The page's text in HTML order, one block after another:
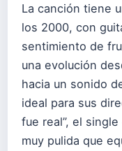
La canción tiene
los 2000, con
sentimiento de
una evolución
hacia un sonido
ideal para sus
fue real”, el
muy pulida que